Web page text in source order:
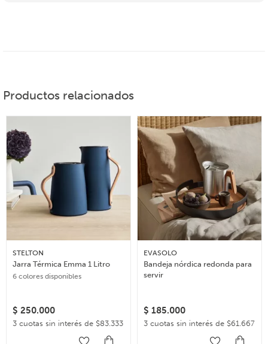
Productos relacionados
STELTON
Jarra Térmica Emma 1 Litro
6 colores disponibles
$ 250.000
3 cuotas sin interés de $83.333
EVASOLO
Bandeja nórdica redonda para
servir
$ 185.000
3 cuotas sin interés de $61.667